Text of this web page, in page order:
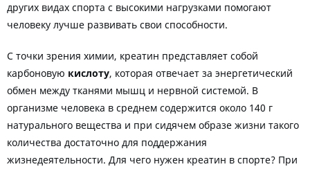
других видах спорта с высокими нагрузками помогают
человеку лучше развивать свои способности.
С точки зрения химии, креатин представляет собой
карбоновую кислоту, которая отвечает за энергетический
обмен между тканями мышц и нервной системой. В
организме человека в среднем содержится около 140 г
натурального вещества и при сидячем образе жизни такого
количества достаточно для поддержания
жизнедеятельности. Для чего нужен креатин в спорте? При